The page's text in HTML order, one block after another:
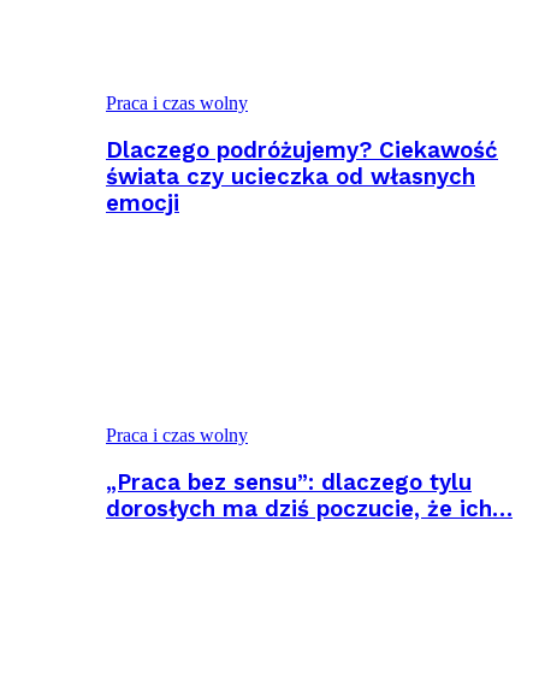
Praca i czas wolny
Dlaczego podróżujemy? Ciekawość
świata czy ucieczka od własnych
emocji
Praca i czas wolny
„Praca bez sensu”: dlaczego tylu
dorosłych ma dziś poczucie, że ich…